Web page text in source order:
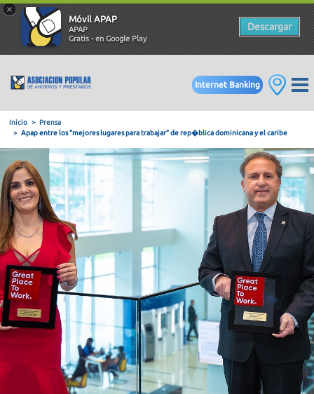
×
Móvil APAP
APAP
Gratis - en Google Play
Descargar
Internet Banking
Inicio
Prensa
Apap entre los “mejores lugares para trabajar” de rep�blica